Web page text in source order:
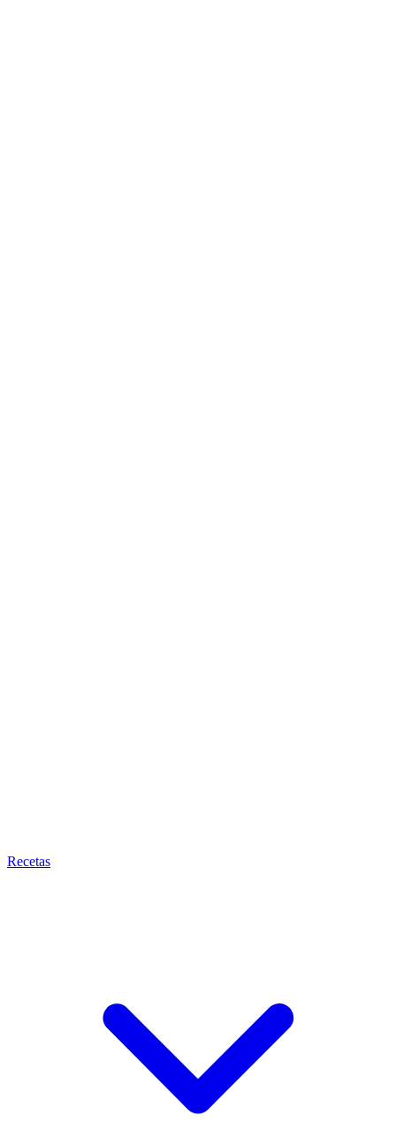
Recetas